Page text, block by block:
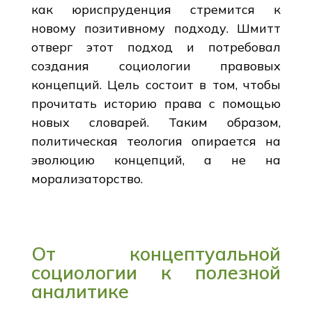
как юриспруденция стремится к
новому позитивному подходу. Шмитт
отверг этот подход и потребовал
создания социологии правовых
концепций. Цель состоит в том, чтобы
прочитать историю права с помощью
новых словарей. Таким образом,
политическая теология опирается на
эволюцию концепций, а не на
морализаторство.
От концептуальной
социологии к полезной
аналитике